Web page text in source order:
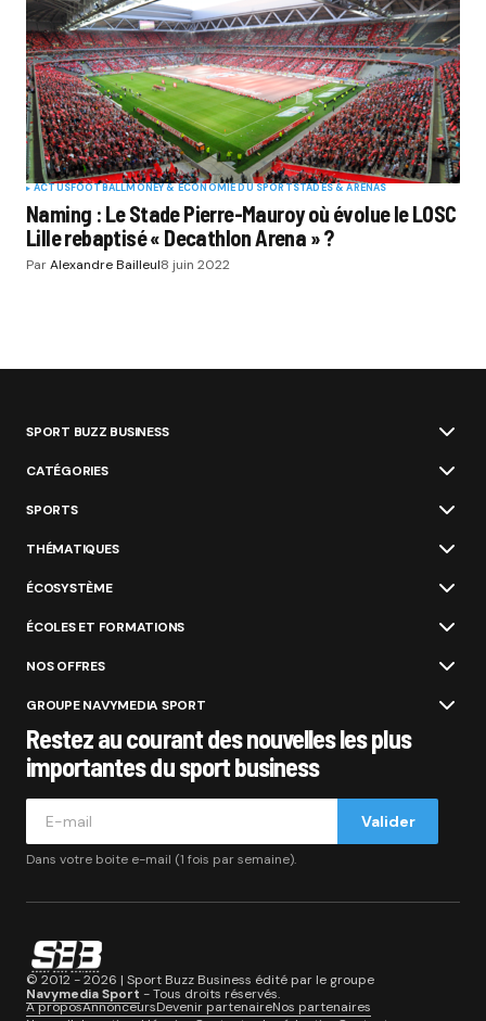
ACTUSFOOTBALLMONEY & ÉCONOMIE DU SPORTSTADES & ARENAS
Naming : Le Stade Pierre-Mauroy où évolue le LOSC
Lille rebaptisé « Decathlon Arena » ?
ParAlexandre Bailleul8 juin 2022
SPORT BUZZ BUSINESS
CATÉGORIES
SPORTS
THÉMATIQUES
ÉCOSYSTÈME
ÉCOLES ET FORMATIONS
NOS OFFRES
GROUPE NAVYMEDIA SPORT
Restez au courant des nouvelles les plus
importantes du sport business
Valider
Dans votre boite e-mail (1 fois par semaine).
© 2012 - 2026 | Sport Buzz Business édité par le groupe
Navymedia Sport - Tous droits réservés.
A proposAnnonceursDevenir partenaireNos partenaires